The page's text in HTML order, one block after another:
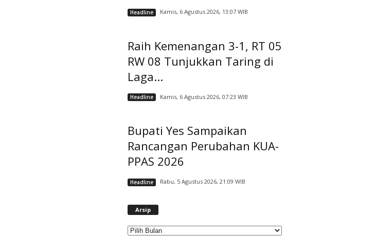
Headline Kamis, 6 Agustus 2026, 13:07 WIB
Raih Kemenangan 3-1, RT 05
RW 08 Tunjukkan Taring di
Laga...
Headline Kamis, 6 Agustus 2026, 07:23 WIB
Bupati Yes Sampaikan
Rancangan Perubahan KUA-
PPAS 2026
Headline Rabu, 5 Agustus 2026, 21:09 WIB
Arsip
i